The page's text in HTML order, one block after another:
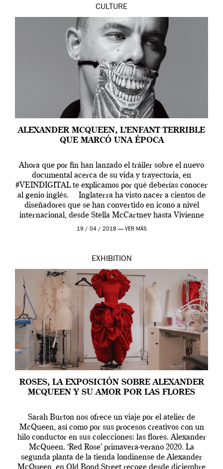
CULTURE
ALEXANDER MCQUEEN, L’ENFANT TERRIBLE
QUE MARCÓ UNA ÉPOCA
Ahora que por fin han lanzado el tráiler sobre el nuevo
documental acerca de su vida y trayectoria, en
#VEINDIGITAL te explicamos por qué deberías conocer
al genio inglés. Inglaterra ha visto nacer a cientos de
diseñadores que se han convertido en icono a nivel
internacional, desde Stella McCartney hasta Vivienne
Westwood pasando […]
19 / 04 / 2018 — VER MÁS
EXHIBITION
ROSES, LA EXPOSICIÓN SOBRE ALEXANDER
MCQUEEN Y SU AMOR POR LAS FLORES
Sarah Burton nos ofrece un viaje por el atelier de
McQueen, así como por sus procesos creativos con un
hilo conductor en sus colecciones: las flores. Alexander
McQueen. ‘Red Rose’ primavera-verano 2020. La
segunda planta de la tienda londinense de Alexander